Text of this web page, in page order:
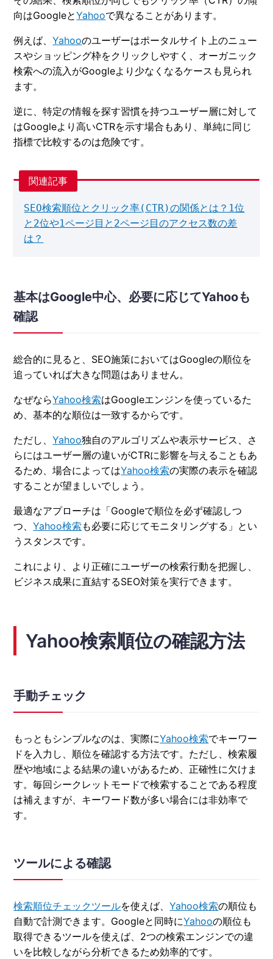
向はGoogleとYahooで異なることがあります。
例えば、Yahooのユーザーはポータルサイト上のニュー
スやショッピング枠をクリックしやすく、オーガニック
検索への流入がGoogleより少なくなるケースも見られ
ます。
逆に、特定の情報を探す習慣を持つユーザー層に対して
はGoogleより高いCTRを示す場合もあり、単純に同じ
指標で比較するのは危険です。
SEO検索順位とクリック率(CTR)の関係とは？1位
と2位や1ページ目と2ページ目のアクセス数の差
は？
基本はGoogle中心、必要に応じてYahooも
確認
総合的に見ると、SEO施策においてはGoogleの順位を
追っていれば大きな問題はありません。
なぜならYahoo検索はGoogleエンジンを使っているた
め、基本的な順位は一致するからです。
ただし、Yahoo独自のアルゴリズムや表示サービス、さ
らにはユーザー層の違いがCTRに影響を与えることもあ
るため、場合によってはYahoo検索の実際の表示を確認
することが望ましいでしょう。
最適なアプローチは「Googleで順位を必ず確認しつ
つ、Yahoo検索 も必要に応じてモニタリングする」とい
うスタンスです。
これにより、より正確にユーザーの検索行動を把握し、
ビジネス成果に直結するSEO対策を実行できます。
Yahoo検索順位の確認方法
手動チェック
もっともシンプルなのは、実際にYahoo検索でキーワー
ドを入力し、順位を確認する方法です。ただし、検索履
歴や地域による結果の違いがあるため、正確性に欠けま
す。毎回シークレットモードで検索することである程度
は補えますが、キーワード数が多い場合には非効率で
す。
ツールによる確認
検索順位チェックツールを使えば、Yahoo検索の順位も
自動で計測できます。Googleと同時にYahooの順位も
取得できるツールを使えば、2つの検索エンジンでの違
いを比較しながら分析できるため効率的です。